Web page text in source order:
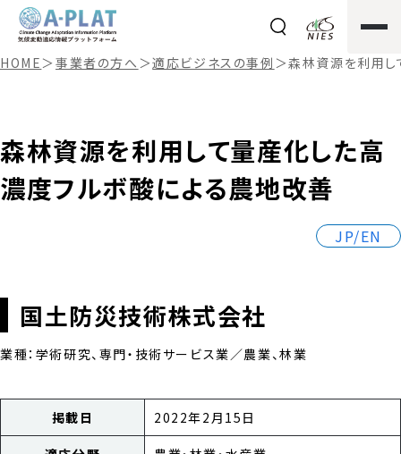
HOME＞事業者の方へ ＞適応ビジネスの事例 ＞森林資源を利用
森林資源を利用して量産化した高
濃度フルボ酸による農地改善
JP/EN
国土防災技術株式会社
業種：学術研究、専門・技術サービス業／農業、林業
掲載日 2022年2月15日